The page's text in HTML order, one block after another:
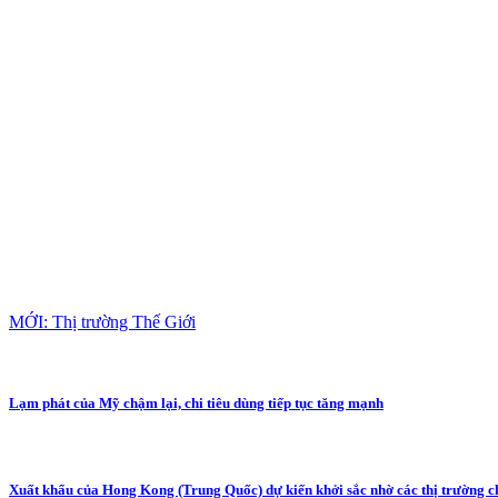
MỚI: Thị trường Thế Giới
Lạm phát của Mỹ chậm lại, chi tiêu dùng tiếp tục tăng mạnh
Xuất khẩu của Hong Kong (Trung Quốc) dự kiến khởi sắc nhờ các thị trường